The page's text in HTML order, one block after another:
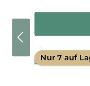
Nur 7 auf